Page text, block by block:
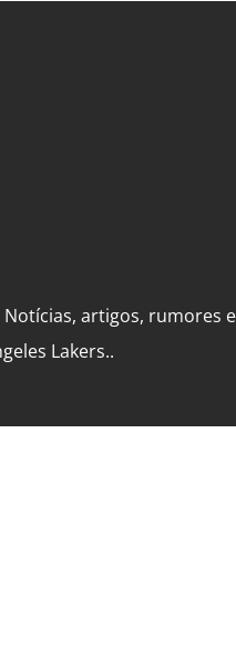
artigos, rumores e
Lakers..